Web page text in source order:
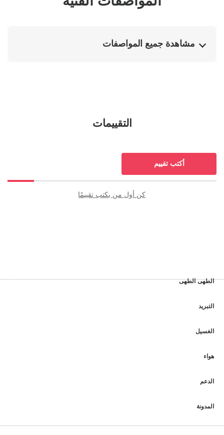
مشاهدة جميع المواصفات
التقييمات
أكتب تقييم
كن أول من يكتب تقييمًا
الطهى الطهى
التبريد
الغسيل
هواء
الدعم
المدونة